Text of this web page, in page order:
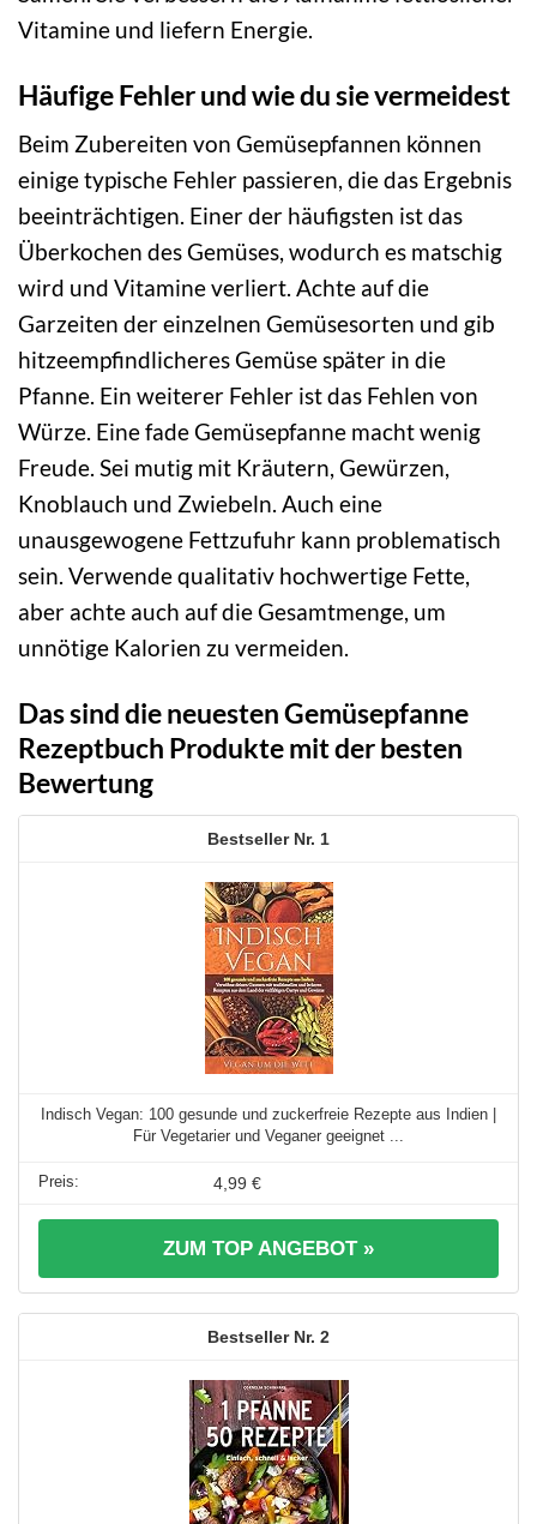
Vitamine und liefern Energie.
Häufige Fehler und wie du sie vermeidest
Beim Zubereiten von Gemüsepfannen können
einige typische Fehler passieren, die das Ergebnis
beeinträchtigen. Einer der häufigsten ist das
Überkochen des Gemüses, wodurch es matschig
wird und Vitamine verliert. Achte auf die
Garzeiten der einzelnen Gemüsesorten und gib
hitzeempfindlicheres Gemüse später in die
Pfanne. Ein weiterer Fehler ist das Fehlen von
Würze. Eine fade Gemüsepfanne macht wenig
Freude. Sei mutig mit Kräutern, Gewürzen,
Knoblauch und Zwiebeln. Auch eine
unausgewogene Fettzufuhr kann problematisch
sein. Verwende qualitativ hochwertige Fette,
aber achte auch auf die Gesamtmenge, um
unnötige Kalorien zu vermeiden.
Das sind die neuesten Gemüsepfanne
Rezeptbuch Produkte mit der besten
Bewertung
1
Indisch Vegan: 100 gesunde und zuckerfreie Rezepte aus Indien |
Für Vegetarier und Veganer geeignet ...
4,99 €
ZUM TOP ANGEBOT »
2